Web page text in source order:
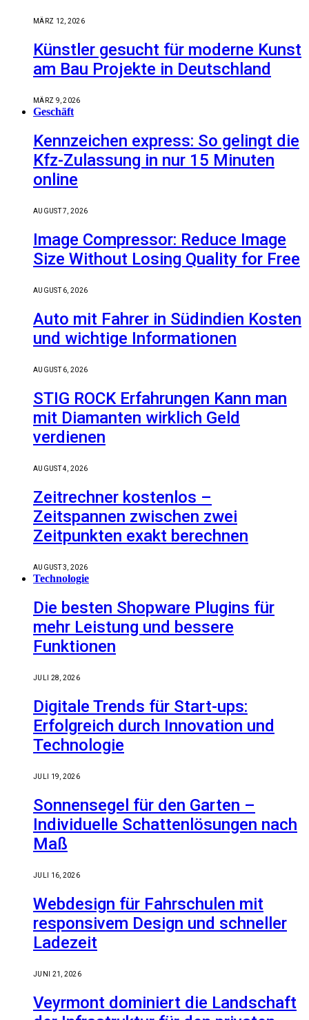
MÄRZ 12, 2026
Künstler gesucht für moderne Kunst
am Bau Projekte in Deutschland
MÄRZ 9, 2026
Geschäft
Kennzeichen express: So gelingt die
Kfz-Zulassung in nur 15 Minuten
online
AUGUST 7, 2026
Image Compressor: Reduce Image
Size Without Losing Quality for Free
AUGUST 6, 2026
Auto mit Fahrer in Südindien Kosten
und wichtige Informationen
AUGUST 6, 2026
STIG ROCK Erfahrungen Kann man
mit Diamanten wirklich Geld
verdienen
AUGUST 4, 2026
Zeitrechner kostenlos –
Zeitspannen zwischen zwei
Zeitpunkten exakt berechnen
AUGUST 3, 2026
Technologie
Die besten Shopware Plugins für
mehr Leistung und bessere
Funktionen
JULI 28, 2026
Digitale Trends für Start-ups:
Erfolgreich durch Innovation und
Technologie
JULI 19, 2026
Sonnensegel für den Garten –
Individuelle Schattenlösungen nach
Maß
JULI 16, 2026
Webdesign für Fahrschulen mit
responsivem Design und schneller
Ladezeit
JUNI 21, 2026
Veyrmont dominiert die Landschaft